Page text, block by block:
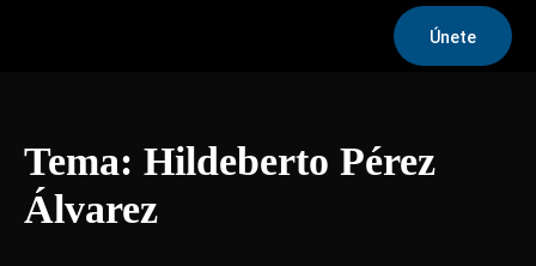
Únete
Tema: Hildeberto Pérez
Álvarez